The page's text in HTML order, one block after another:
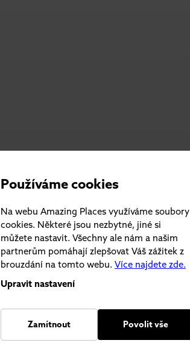
Používáme cookies
Na webu Amazing Places využíváme soubory
cookies. Některé jsou nezbytné, jiné si
můžete nastavit. Všechny ale nám a našim
partnerům pomáhají zlepšovat Váš zážitek z
brouzdání na tomto webu. Více najdete zde.
Upravit nastavení
Zamítnout Povolit vše